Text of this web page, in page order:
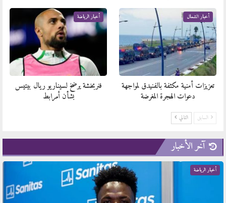
أخبار الشمال
تعزيزات أمنية مكثفة بالفنيدق لمواجهة
دعوات الهجرة المغرضة
أخبار الرياضة
فنربخشة يرضخ لسيناريو ريال بيتيس
بشأن أمرابط
السابق التالي
آخر الأخبار
أخبار الرياضة